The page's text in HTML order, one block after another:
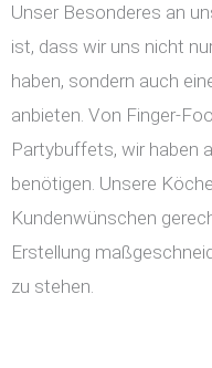
Unser Besonderes an
ist, dass wir uns nicht
haben, sondern auch
anbieten. Von Finger-
Partybuffets, wir haben
benötigen. Unsere
Kundenwünschen
Erstellung
zu stehen.